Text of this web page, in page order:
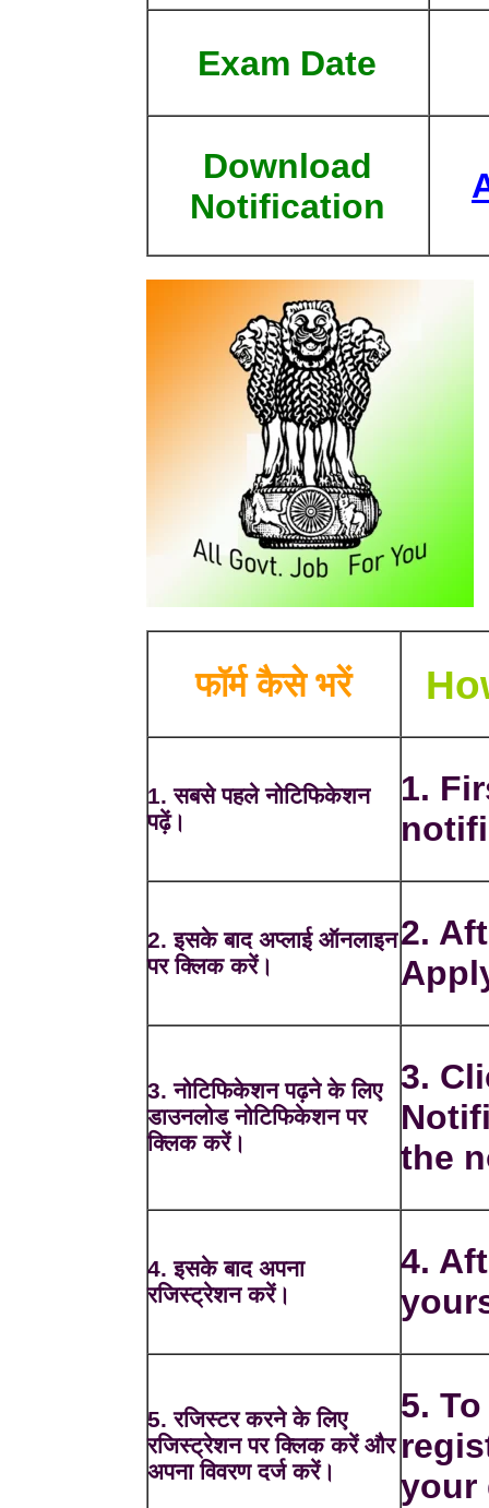
Exam Date
Download
Notification
फॉर्म कैसे भरें
1. सबसे पहले नोटिफिकेशन
पढ़ें।
1.
2. इसके बाद अप्लाई ऑनलाइन
पर क्लिक करें।
2.
3. नोटिफिकेशन पढ़ने के लिए
डाउनलोड नोटिफिकेशन पर
क्लिक करें।
3.
the
4. इसके बाद अपना
रजिस्ट्रेशन करें।
4.
5. रजिस्टर करने के लिए
रजिस्ट्रेशन पर क्लिक करें और
अपना विवरण दर्ज करें।
5.
your